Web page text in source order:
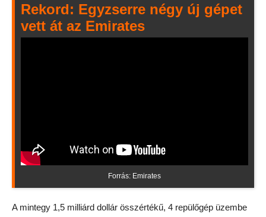
Rekord: Egyzserre négy új gépet
vett át az Emirates
Forrás: Emirates
A mintegy 1,5 milliárd dollár összértékű, 4 repülőgép üzembe